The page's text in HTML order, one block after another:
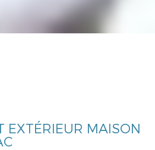
EXTÉRIEUR MAISON